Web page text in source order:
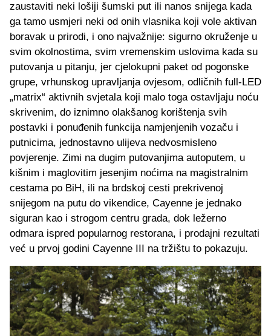
zaustaviti neki lošiji šumski put ili nanos snijega kada
ga tamo usmjeri neki od onih vlasnika koji vole aktivan
boravak u prirodi, i ono najvažnije: sigurno okruženje u
svim okolnostima, svim vremenskim uslovima kada su
putovanja u pitanju, jer cjelokupni paket od pogonske
grupe, vrhunskog upravljanja ovjesom, odličnih full-LED
„matrix“ aktivnih svjetala koji malo toga ostavljaju noću
skrivenim, do iznimno olakšanog korištenja svih
postavki i ponuđenih funkcija namjenjenih vozaču i
putnicima, jednostavno ulijeva nedvosmisleno
povjerenje. Zimi na dugim putovanjima autoputem, u
kišnim i maglovitim jesenjim noćima na magistralnim
cestama po BiH, ili na brdskoj cesti prekrivenoj
snijegom na putu do vikendice, Cayenne je jednako
siguran kao i strogom centru grada, dok ležerno
odmara ispred popularnog restorana, i prodajni rezultati
već u prvoj godini Cayenne III na tržištu to pokazuju.